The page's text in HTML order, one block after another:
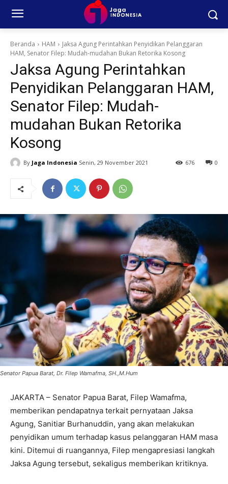
Beranda HAM
Jaksa Agung Perintahkan Penyidikan Pelanggaran
HAM, Senator Filep: Mudah-mudahan Bukan Retorika Kosong
Jaksa Agung Perintahkan
Penyidikan Pelanggaran HAM,
Senator Filep: Mudah-
mudahan Bukan Retorika
Kosong
By Jaga Indonesia Senin, 29 November 2021 0
676
Senator Papua Barat, Dr. Filep Wamafma, SH.,M.Hum
JAKARTA – Senator Papua Barat, Filep Wamafma,
memberikan pendapatnya terkait pernyataan Jaksa
Agung, Sanitiar Burhanuddin, yang akan melakukan
penyidikan umum terhadap kasus pelanggaran HAM masa
kini. Ditemui di ruangannya, Filep mengapresiasi langkah
Jaksa Agung tersebut, sekaligus memberikan kritiknya.